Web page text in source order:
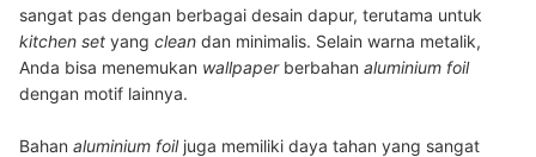
sangat pas dengan berbagai desain dapur, terutama untuk
kitchen set yang clean dan minimalis. Selain warna metalik,
Anda bisa menemukan wallpaperberbahan aluminium foil
dengan motif lainnya.
Bahan aluminium foiljuga memiliki daya tahan yang sangat